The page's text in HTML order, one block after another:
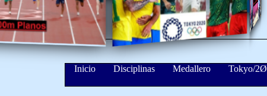
Inicio Disciplinas Medallero Tokyo/2Ø